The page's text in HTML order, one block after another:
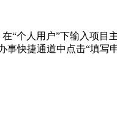
“个人用户”下输入项目
事快捷通道中点击“填写